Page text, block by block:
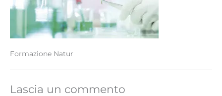
Formazione Natur
Lascia un commento